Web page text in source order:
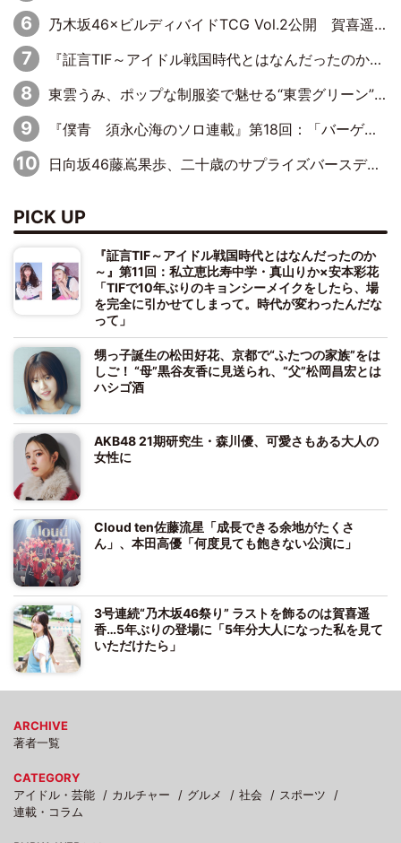
乃木坂46×ビルディバイドTCG Vol.2公開 賀喜遥香＆田村真佑が『京まふ』ステージに登壇
『証言TIF～アイドル戦国時代とはなんだったのか～』第8回：Negicco・Nao☆×Megu×Kaede「東京からオファーが来たのと、梨の皮剥きとどっちが大事なんだって」
東雲うみ、ポップな制服姿で魅せる“東雲グリーン”の正体
『僕青 須永心海のソロ連載』第18回：「バーゲンセールハンターみうな inしまむら」編
日向坂46藤嶌果歩、二十歳のサプライズバースデーに大喜び「頼られる先輩になれるように努力していきたい」
PICK UP
『証言TIF～アイドル戦国時代とはなんだったのか
～』第11回：私立恵比寿中学・真山りか×安本彩花
「TIFで10年ぶりのキョンシーメイクをしたら、場
を完全に引かせてしまって。時代が変わったんだな
って」
甥っ子誕生の松田好花、京都で“ふたつの家族”をは
しご！ “母”黒谷友香に見送られ、“父”松岡昌宏とは
ハシゴ酒
AKB48 21期研究生・森川優、可愛さもある大人の
女性に
Cloud ten佐藤流星「成長できる余地がたくさ
ん」、本田高優「何度見ても飽きない公演に」
3号連続“乃木坂46祭り” ラストを飾るのは賀喜遥
香…5年ぶりの登場に「5年分大人になった私を見て
いただけたら」
ARCHIVE
著者一覧
CATEGORY
アイドル・芸能
カルチャー グルメ 社会
スポーツ
連載・コラム